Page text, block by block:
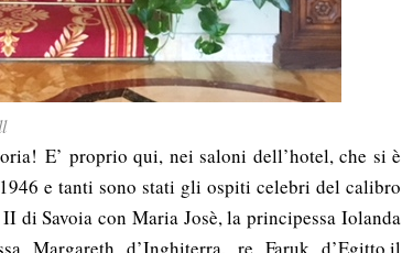
E’ proprio qui, nei saloni dell’hotel, che si è
e tanti sono stati gli ospiti celebri del calibro
di Savoia con Maria Josè, la principessa Iolanda
Margareth d’Inghiterra, re Faruk d’Egitto,il